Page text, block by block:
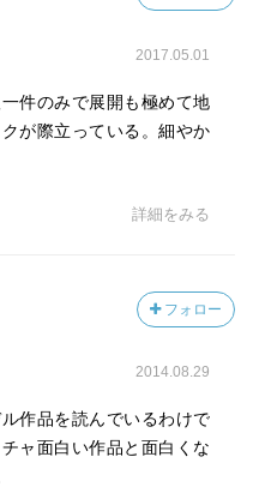
派手なヘレン・ミサル。
顔色を変える。
ント夫妻が、ちょうど客
士とは、警部らは顔見知
、家に似つかわしくない
う宛名の熱のこもった長
な思いを寄せた恋人があ
フォードら。
を、バーデンも読者と共
2017.05.01
件のみで展開も極めて地
が際立っている。細やか
詳細をみる
フォロー
2014.08.29
作品を読んでいるわけで
ャ面白い作品と面白くな